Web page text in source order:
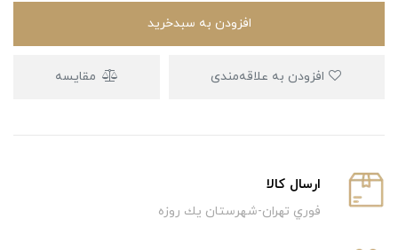
افزودن به سبدخرید
مقایسه
ارسال كالا
فوري تهران-شهرستان يك روزه